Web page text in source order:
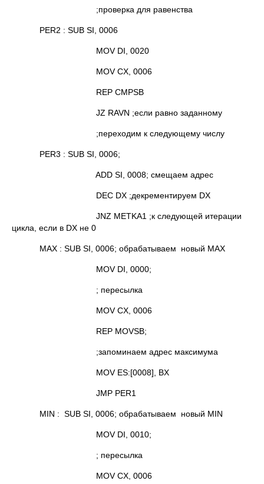
;проверка для равенства
PER2 : SUB SI, 0006
MOV DI, 0020
MOV CX, 0006
REP CMPSB
JZ RAVN ;если равно заданному
;переходим к следующему числу
PER3 : SUB SI, 0006;
ADD SI, 0008; смещаем адрес
DEC DX ;декрементируем DX
JNZ METKA1 ;к следующей итерации
цикла, если в DX не 0
MAX : SUB SI, 0006; обрабатываем новый MAX
MOV DI, 0000;
; пересылка
MOV CX, 0006
REP MOVSB;
;запоминаем адрес максимума
MOV ES:[0008], BX
JMP PER1
MIN : SUB SI, 0006; обрабатываем новый MIN
MOV DI, 0010;
; пересылка
MOV CX, 0006